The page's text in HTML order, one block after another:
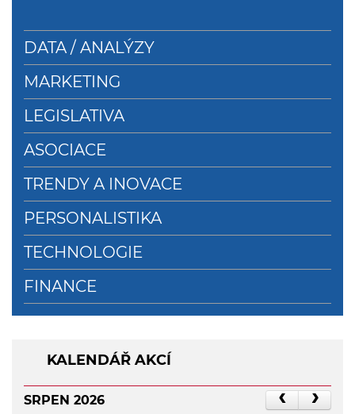
DATA / ANALÝZY
MARKETING
LEGISLATIVA
ASOCIACE
TRENDY A INOVACE
PERSONALISTIKA
TECHNOLOGIE
FINANCE
KALENDÁŘ AKCÍ
SRPEN 2026